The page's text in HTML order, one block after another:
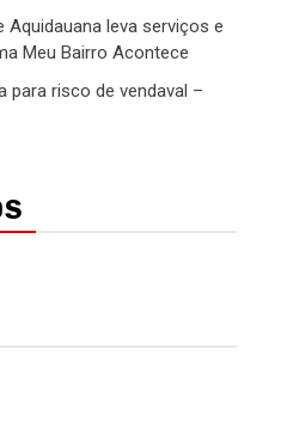
Aquidauana leva serviços e
Meu Bairro Acontece
para risco de vendaval –